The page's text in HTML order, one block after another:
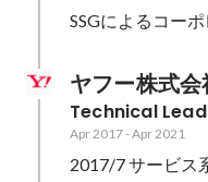
SSGによるコー
ヤフー株式会
Technical
Apr 2017-Apr 2021
2017/7 サービス